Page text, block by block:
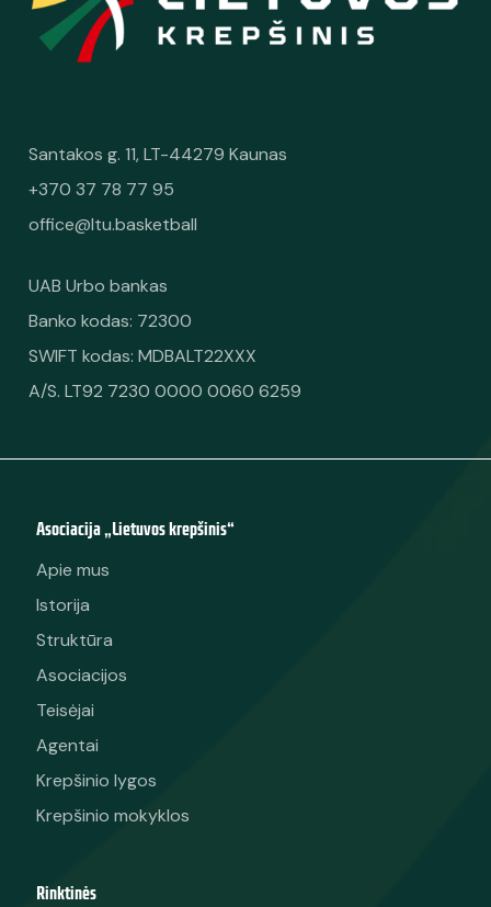
Santakos g. 11, LT-44279 Kaunas
+370 37 78 77 95
office@ltu.basketball
UAB Urbo bankas
Banko kodas: 72300
SWIFT kodas: MDBALT22XXX
A/S. LT92 7230 0000 0060 6259
Asociacija „Lietuvos krepšinis“
Apie mus
Istorija
Struktūra
Asociacijos
Teisėjai
Agentai
Krepšinio lygos
Krepšinio mokyklos
Rinktinės